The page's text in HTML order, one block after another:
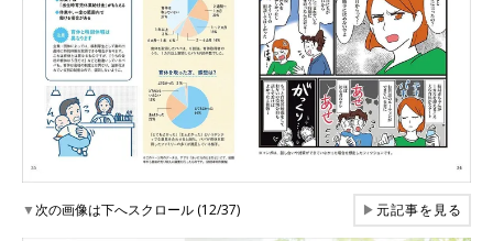
▼次の画像は下へスクロール (12/37) ▶元記事を見る